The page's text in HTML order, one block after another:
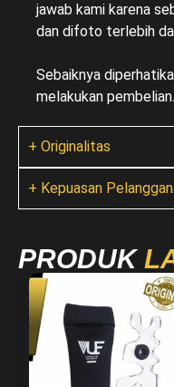
jawab kami karena
dan difoto terlebih
Sebaiknya
melakukan pembelian.
+ Originalitas
+ Kepuasan Pelanggan
PRODUK